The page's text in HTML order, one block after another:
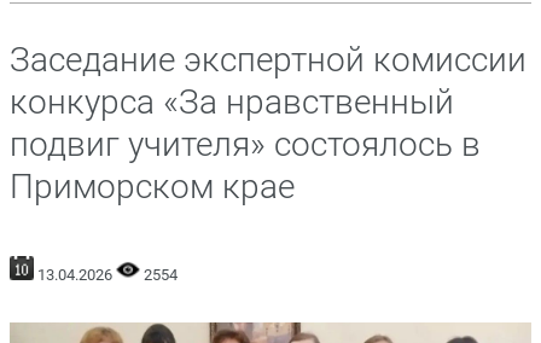
Заседание экспертной комиссии
конкурса «За нравственный
подвиг учителя» состоялось в
Приморском крае
13.04.2026 2554